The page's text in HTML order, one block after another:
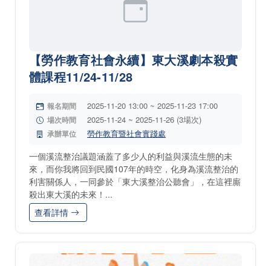
【勞作教育社會永續】東大溪劇本殺實
體課程11/24-11/28
報名期間 2025-11-20 13:00 ~ 2025-11-23 17:00
場次時間 2025-11-24 ~ 2025-11-26 (3場次)
承辦單位 勞作教育暨社會實踐處
一個溪流整治議題涵蓋了多少人的利益與溪流生態的未
來，而你我將回到民國107年的時空，化身為溪流整治的
利害關係人，一同參於「東大溪整治公聽會」，在這裡廝
殺出東大溪的未來！...
查看詳情